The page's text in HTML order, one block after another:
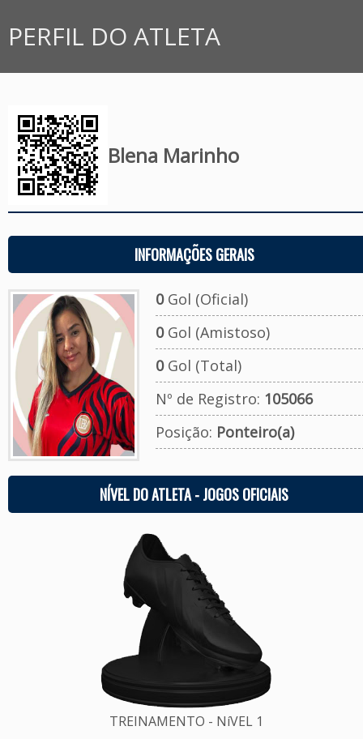
PERFIL DO ATLETA
Blena Marinho
INFORMAÇÕES GERAIS
0Gol (Oficial)
0Gol (Amistoso)
0Gol (Total)
Nº de Registro: 105066
Posição: Ponteiro(a)
NÍVEL DO ATLETA - JOGOS OFICIAIS
TREINAMENTO - NíVEL 1